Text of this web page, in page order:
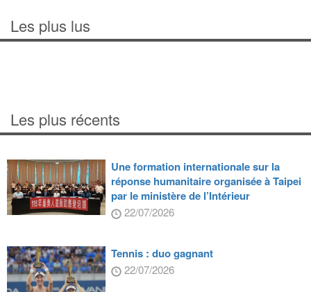
Les plus lus
Les plus récents
Une formation internationale sur la
réponse humanitaire organisée à Taipei
par le ministère de l’Intérieur
22/07/2026
Tennis : duo gagnant
22/07/2026